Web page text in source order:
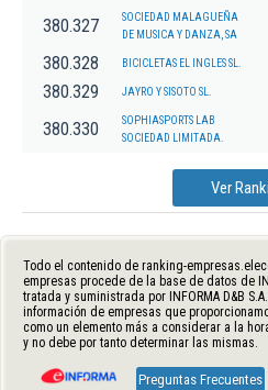
380.327
SOCIEDAD MALAGUEÑA
DE MUSICA Y DANZA, SA
380.328 BICICLETAS EL INGLES SL.
380.329 JAYRO Y SISOTO SL.
380.330
SOPHIASPORTS LAB
SOCIEDAD LIMITADA.
Ver
Todo el contenido de ranking-
empresas procede de la base de datos de
tratada y suministrada por INFORMA D&B
información de empresas que
como un elemento más a considerar a la
y no debe por tanto determinar las mismas.
Preguntas Frecuentes